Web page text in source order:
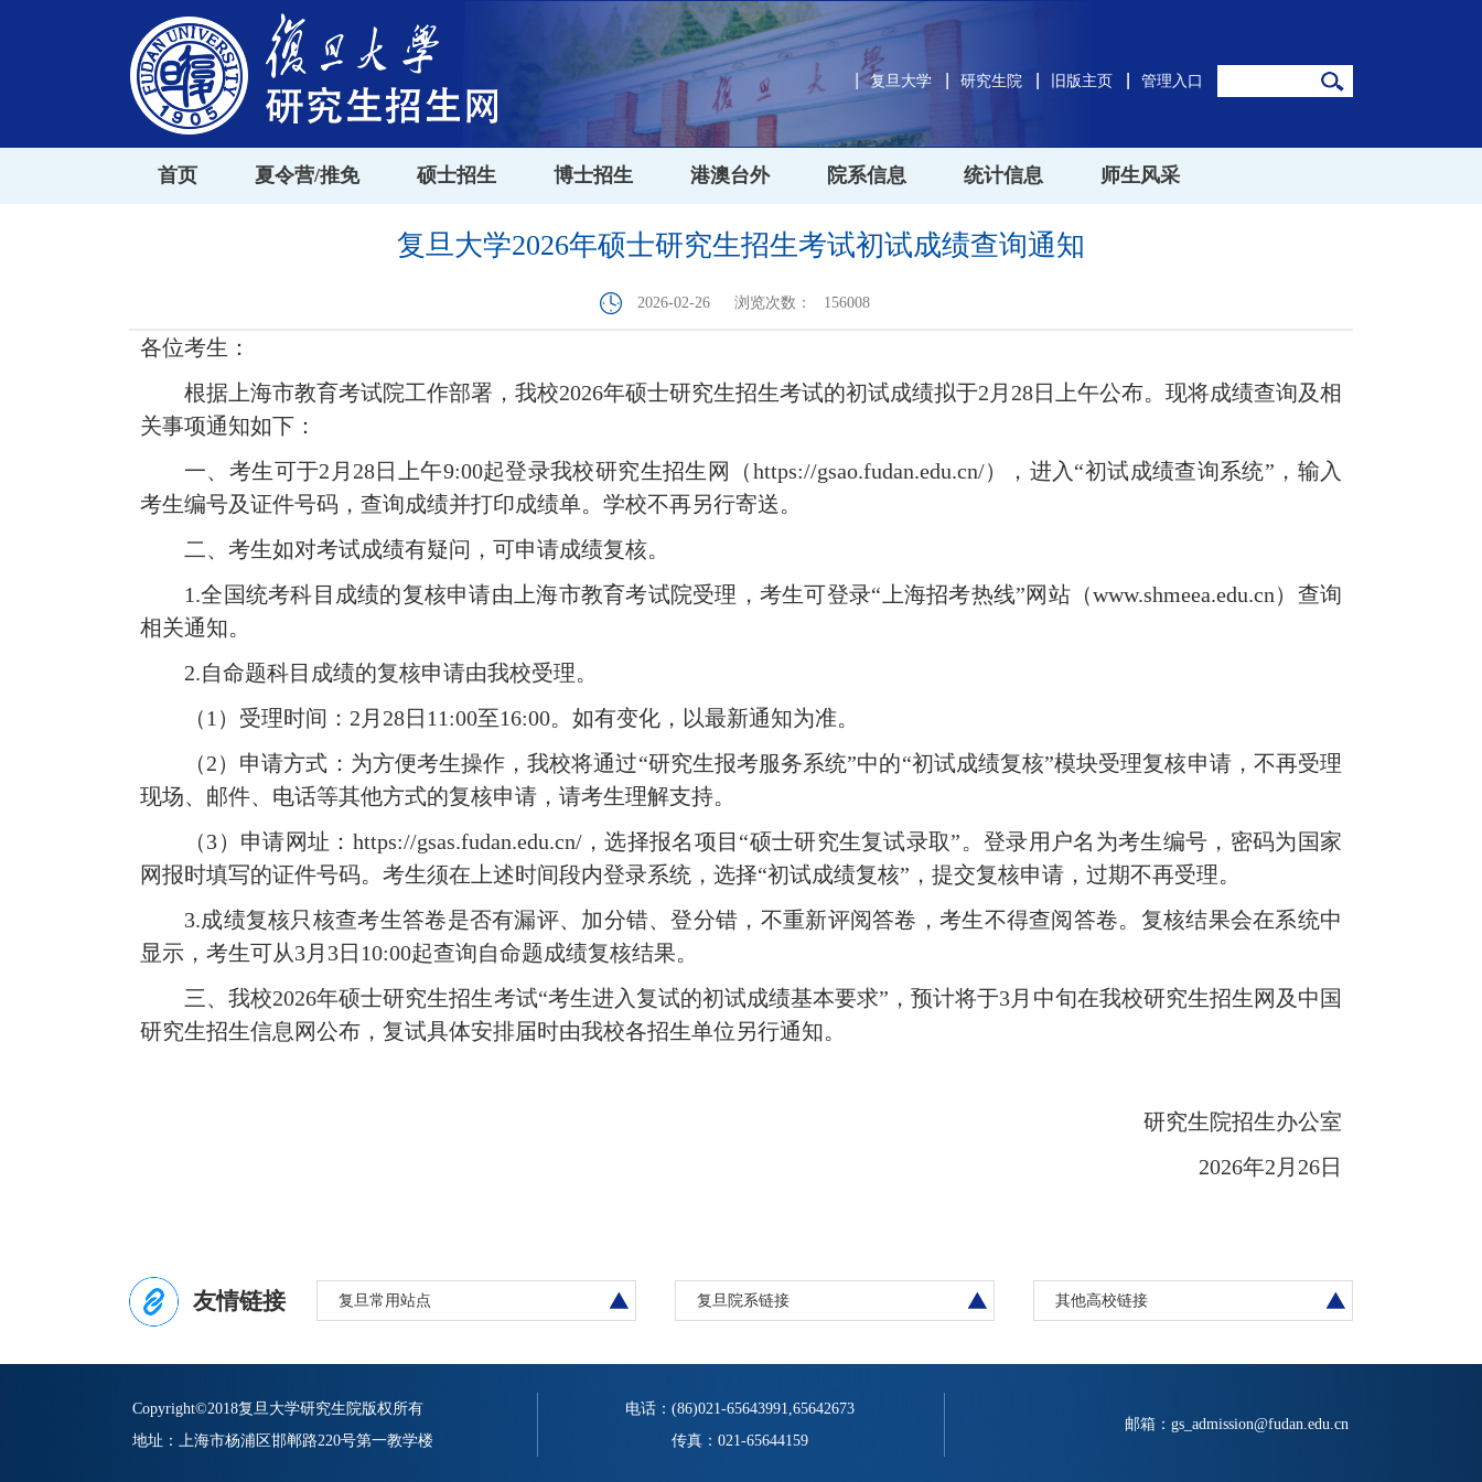
复旦大学 研究生院 旧版主页 管理入口
首页 夏令营/推免 硕士招生 博士招生 港澳台外 院系信息 统计信息 师生风采
复旦大学2026年硕士研究生招生考试初试成绩查询通知
2026-02-26 浏览次数： 156008
各位考生：
根据上海市教育考试院工作部署，我校2026年硕士研究生招生考试的初试成绩拟于2 月 28日上午公布。现将成绩查询及相
关事项通知如下：
一、考生可于2 月 28日上午9:00起登录我校研究生招生网（https://gsao.fudan.edu.cn/），进入“初试成绩查询系统”，输入
考生编号及证件号码，查询成绩并打印成绩单。学校不再另行寄送。
二、考生如对考试成绩有疑问，可申请成绩复核。
1.全国统考科目成绩的复核申请由上海市教育考试院受理，考生可登录“上海招考热线”网站（www.shmeea.edu.cn）查询
相关通知。
2.自命题科目成绩的复核申请由我校受理。
（1 ）受理时间： 2 月 28日 11:00至16:00。如有变化，以最新通知为准。
（2）申请方式：为方便考生操作，我校将通过“研究生报考服务系统”中的“初试成绩复核”模块受理复核申请，不再受理
现场、邮件、电话等其他方式的复核申请，请考生理解支持。
（3）申请网址： https://gsas.fudan.edu.cn/，选择报名项目“硕士研究生复试录取”。登录用户名为考生编号，密码为国家
网报时填写的证件号码。考生须在上述时间段内登录系统，选择“初试成绩复核”，提交复核申请，过期不再受理。
3.成绩复核只核查考生答卷是否有漏评、加分错、登分错，不重新评阅答卷，考生不得查阅答卷。复核结果会在系统中
显示，考生可从3月 3日 10:00起查询自命题成绩复核结果。
三、我校2026年硕士研究生招生考试“考生进入复试的初试成绩基本要求”，预计将于3月中旬在我校研究生招生网及中国
研究生招生信息网公布，复试具体安排届时由我校各招生单位另行通知。
研究生院招生办公室
2026年2 月 26日
友情链接 复旦常用站点 复旦院系链接 其他高校链接
Copyright©2018复旦大学研究生院版权所有
地址：上海市杨浦区邯郸路220号第一教学楼
电话：(86)021-65643991,65642673
传真：021-65644159
邮箱：gs_admission@fudan.edu.cn